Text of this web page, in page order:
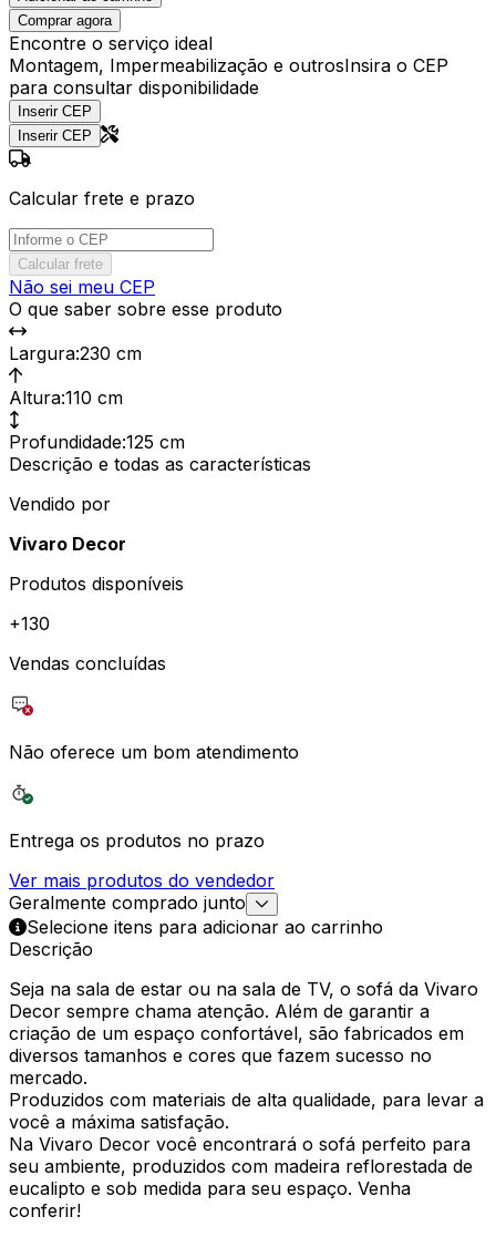
Comprar agora
Encontre o serviço ideal
Montagem, Impermeabilização e outrosInsira o CEP
para consultar disponibilidade
Inserir CEP
Inserir CEP
Calcular frete e prazo
Calcular frete
Não sei meu CEP
O que saber sobre esse produto
Largura:230 cm
Altura:110 cm
Profundidade:125 cm
Descrição e todas as características
Vendido por
Vivaro Decor
Produtos disponíveis
+130
Vendas concluídas
Não oferece um bom atendimento
Entrega os produtos no prazo
Ver mais produtos do vendedor
Geralmente comprado junto
Selecione itens para adicionar ao carrinho
Descrição
Seja na sala de estar ou na sala de TV, o sofá da Vivaro
Decor sempre chama atenção. Além de garantir a
criação de um espaço confortável, são fabricados em
diversos tamanhos e cores que fazem sucesso no
mercado.
Produzidos com materiais de alta qualidade, para levar a
você a máxima satisfação.
Na Vivaro Decor você encontrará o sofá perfeito para
seu ambiente, produzidos com madeira reflorestada de
eucalipto e sob medida para seu espaço. Venha
conferir!